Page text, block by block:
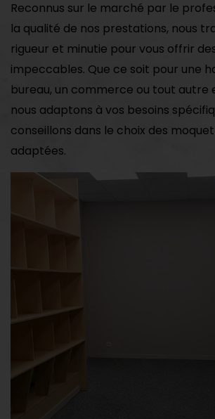
Reconnus sur le marché par le
la qualité de nos prestations, nous
rigueur et minutie pour vous offrir
impeccables. Que ce soit pour une
bureau, un commerce ou tout autre
nous adaptons à vos besoins
conseillons dans le choix des
adaptées.